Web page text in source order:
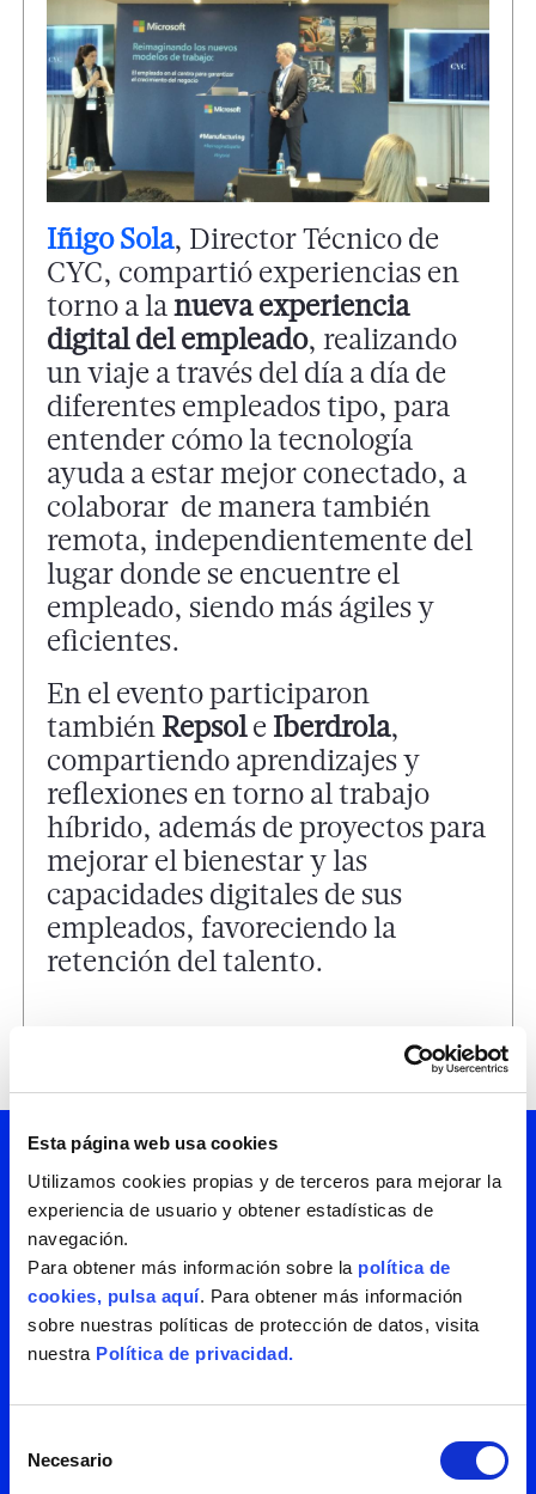
Esta página web usa cookies
Utilizamos cookies propias y de terceros para mejorar la
experiencia de usuario y obtener estadísticas de
navegación.
Para obtener más información sobre la política de
cookies, pulsa aquí. Para obtener más información
sobre nuestras políticas de protección de datos, visita
nuestra Política de privacidad.
Necesario
Iñigo Sola, Director Técnico de
CYC, compartió experiencias en
torno a lanueva experiencia
digital del empleado, realizando
un viaje a través del día a día de
diferentes empleados tipo, para
entender cómo la tecnología
ayuda a estar mejor conectado, a
colaborar de manera también
remota, independientemente del
lugar donde se encuentre el
empleado, siendo más ágiles y
eficientes.
En el evento participaron
también Repsole Iberdrola,
compartiendo aprendizajes y
reflexiones en torno al trabajo
híbrido, además de proyectos para
mejorar el bienestar y las
capacidades digitales de sus
empleados, favoreciendo la
retención del talento.
¿Hablamos? Suscríbete
a nuestra newsletter y
recibe periódicamente
todas nuestras
mucho que contarte.